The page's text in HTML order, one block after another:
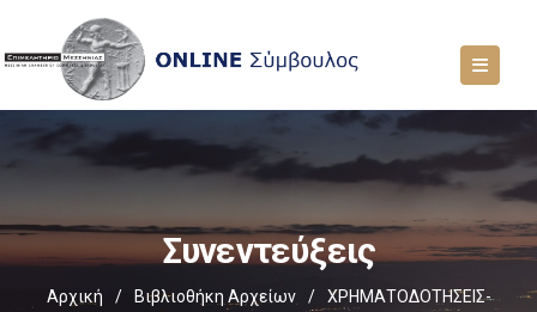
Συνεντεύξεις
Αρχική / Βιβλιοθήκη Αρχείων /
ΧΡΗΜΑΤΟΔΟΤΗΣΕΙΣ-